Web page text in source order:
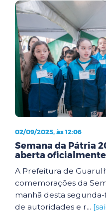
02/09/2025, às 12:06
Semana da Pátria
aberta
A Prefeitura de
comemorações da
manhã desta segunda-
de autoridades e r...